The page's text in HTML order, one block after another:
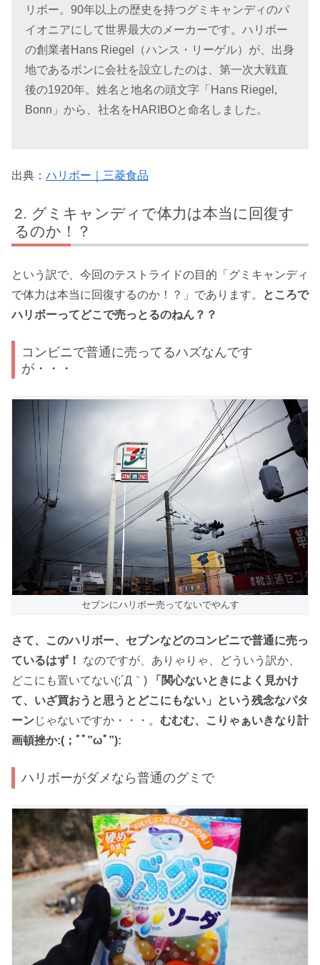
リボー。90年以上の歴史を持つグミキャンディのパ
イオニアにして世界最大のメーカーです。ハリボー
の創業者Hans Riegel（ハンス・リーゲル）が、出身
地であるボンに会社を設立したのは、第一次大戦直
後の1920年。姓名と地名の頭文字「Hans Riegel,
Bonn」から、社名をHARIBOと命名しました。
出典： ハリボー｜三菱食品
グミキャンディで体力は本当に回復す
るのか！？
という訳で、今回のテストライドの目的「グミキャンディ
で体力は本当に回復するのか！？」であります。
ところで
ハリボーってどこで売っとるのねん？？
コンビニで普通に売ってるハズなんです
が・・・
セブンにハリボー売ってないでやんす
さて、このハリボー、セブンなどのコンビニで普通に売っ
ているはず！
なのですが、ありゃりゃ、どういう訳か、
どこにも置いてない(;´Д｀)
「関心ないときによく見かけ
て、いざ買おうと思うとどこにもない」という残念なパタ
ーンじゃないですか・・・。 むむむ、こりゃぁいきなり計
画頓挫か:(；ﾞﾟ”ωﾟ”):
ハリボーがダメなら普通のグミで